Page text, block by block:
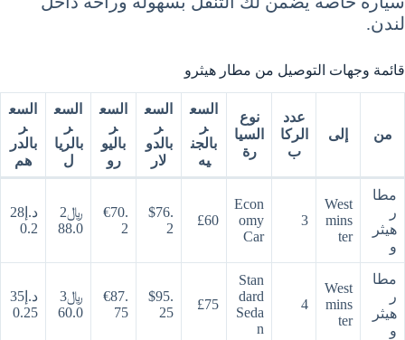
لندن.
قائمة وجهات التوصيل من مطار هيثرو
من إلى
عدد
الركا
ب
نوع
السيا
رة
السع
ر
بالجن
يه
السع
ر
بالدو
لار
السع
ر
باليو
رو
السع
ر
بالريا
ل
السع
ر
بالدر
هم
مطا
ر
هيثر
و
West
mins
ter
3
Econ
omy
Car
£60
$76.
2
€70.
2
﷼2
88.0
د.إ28
0.2
مطا
ر
هيثر
و
West
mins
ter
4
Stan
dard
Seda
n
£75
$95.
25
€87.
75
﷼3
60.0
د.إ35
0.25